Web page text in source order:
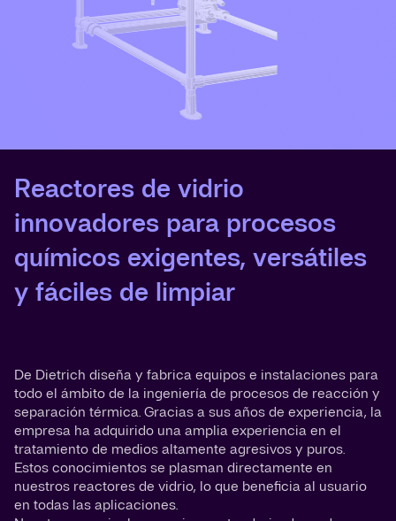
Reactores de vidrio
innovadores para procesos
químicos exigentes, versátiles
y fáciles de limpiar
De Dietrich diseña y fabrica equipos e instalaciones para
todo el ámbito de la ingeniería de procesos de reacción y
separación térmica. Gracias a sus años de experiencia, la
empresa ha adquirido una amplia experiencia en el
tratamiento de medios altamente agresivos y puros.
Estos conocimientos se plasman directamente en
nuestros reactores de vidrio, lo que beneficia al usuario
en todas las aplicaciones.